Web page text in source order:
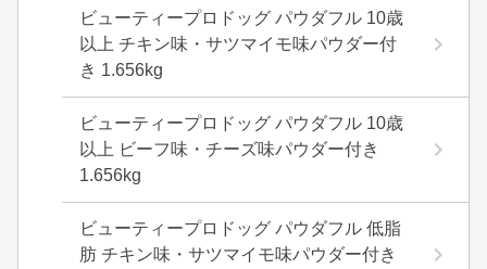
ビューティープロドッグ パウダフル 10歳
以上 チキン味・サツマイモ味パウダー付
き 1.656kg
ビューティープロドッグ パウダフル 10歳
以上 ビーフ味・チーズ味パウダー付き
1.656kg
ビューティープロドッグ パウダフル 低脂
肪 チキン味・サツマイモ味パウダー付き